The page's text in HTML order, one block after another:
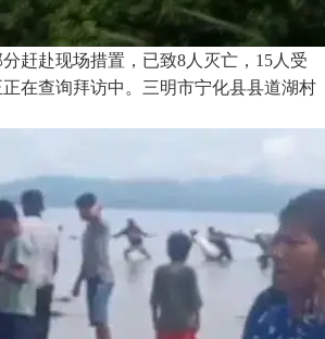
赶赴现场措置，已致8人灭亡，15人受
在查询拜访中。三明市宁化县县道湖村